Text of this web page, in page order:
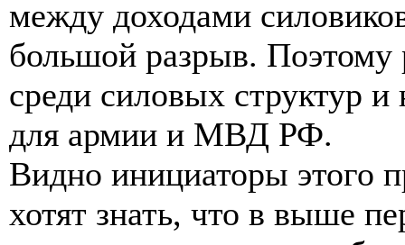
между доходами
большой разрыв. Поэтому
среди силовых структур и
для армии и МВД РФ.
Видно инициаторы этого
хотят знать, что в выше